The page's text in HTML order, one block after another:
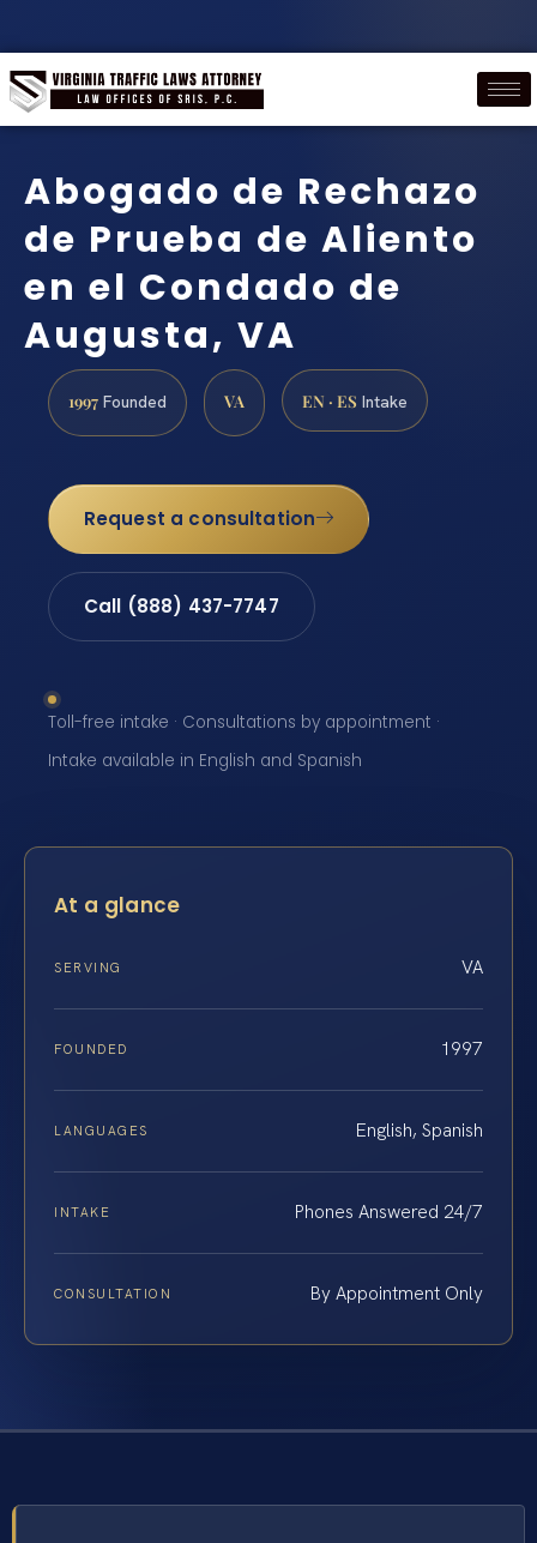
Abogado de Rechazo
de Prueba de Aliento
en el Condado de
Augusta, VA
1997 Founded VA EN · ES Intake
Request a consultation
Call (888) 437-7747
Toll-free intake · Consultations by appointment ·
Intake available in English and Spanish
At a glance
SERVING VA
FOUNDED 1997
LANGUAGES English, Spanish
INTAKE Phones Answered 24/7
CONSULTATION By Appointment Only